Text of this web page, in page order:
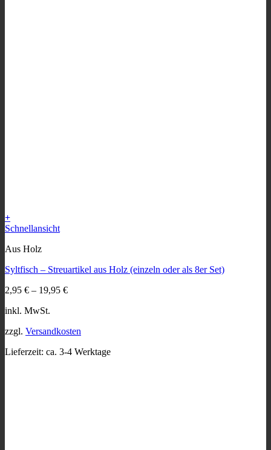
+
Dieses
weist
Varianten
Die
können
der
Produktseite
gewählt
Schnellansicht
Aus Holz
Syltfisch – Streuartikel aus Holz (einzeln oder als 8er Set)
2,95 € – 19,95 €
inkl. MwSt.
zzgl. Versandkosten
Lieferzeit: ca. 3-4 Werktage